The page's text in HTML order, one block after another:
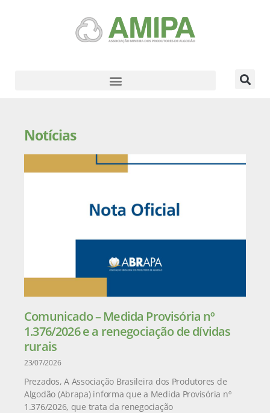
Notícias
Comunicado – Medida Provisória nº
1.376/2026 e a renegociação de dívidas
rurais
23/07/2026
Prezados, A Associação Brasileira dos Produtores de
Algodão (Abrapa) informa que a Medida Provisória nº
1.376/2026, que trata da renegociação